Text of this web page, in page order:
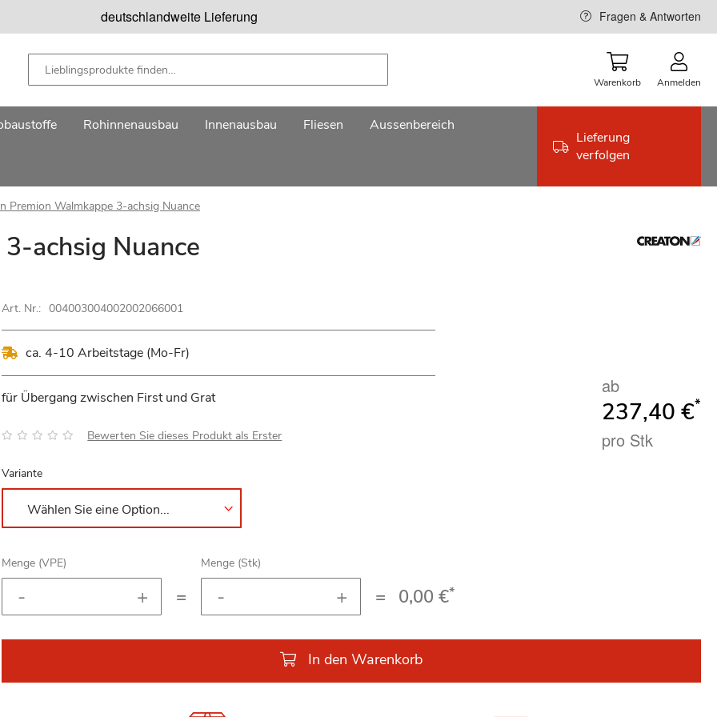
deutschlandweite Lieferung Fragen & Antworten
Warenkorb Anmelden
Rohinnenausbau Innenausbau Fliesen Aussenbereich
Lieferung
verfolgen
Premion Walmkappe 3-achsig Nuance
achsig Nuance
Art. Nr.: 004003004002002066001
ca. 4-10 Arbeitstage (Mo-Fr)
für Übergang zwischen First und Grat
Bewertung: Bewerten Sie dieses Produkt als Erster
ab
237,40 €*
pro Stk
Variante
Menge (VPE)
=
Menge (Stk)
= 0,00 €*
In den Warenkorb